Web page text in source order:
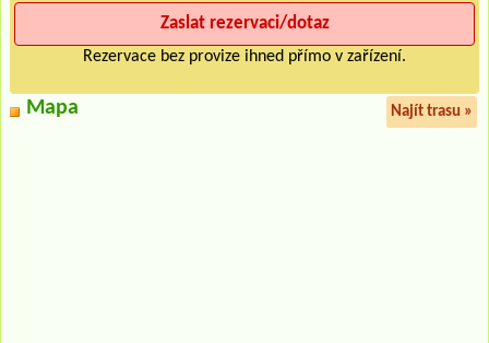
Rezervace bez provize ihned přímo v zařízení.
Mapa Najít trasu »